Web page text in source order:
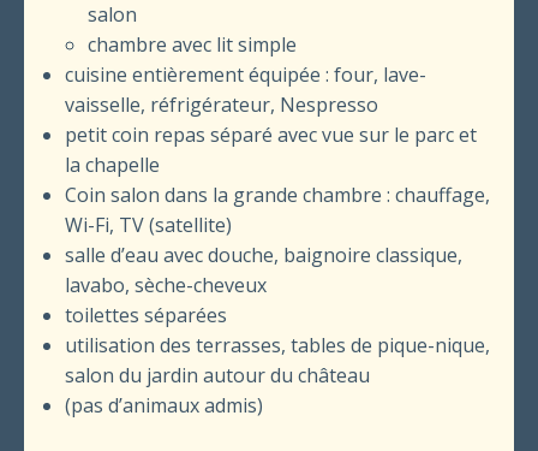
salon
chambre avec lit simple
cuisine entièrement équipée : four, lave-
vaisselle, réfrigérateur, Nespresso
petit coin repas séparé avec vue sur le parc et
la chapelle
Coin salon dans la grande chambre : chauffage,
Wi-Fi, TV (satellite)
salle d’eau avec douche, baignoire classique,
lavabo, sèche-cheveux
toilettes séparées
utilisation des terrasses, tables de pique-nique,
salon du jardin autour du château
(pas d’animaux admis)